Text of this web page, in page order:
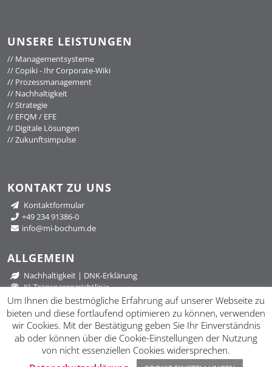
UNSERE LEISTUNGEN
// Managementsysteme
//Copiki - Ihr Corporate-Wiki
// Prozessmanagement
// Nachhaltigkeit
//Strategie
// EFQM / EFE
// Digitale Lösungen
//Zukunftsimpulse
KONTAKT ZU UNS
Kontaktformular
+49 234 91386-0
info@mi-bochum.de
ALLGEMEIN
Nachhaltigkeit | DNK-Erklärung
KI-Transparenzrichtlinie
Datenschutzerklärung
Impressum
Um Ihnen die bestmögliche Erfahrung auf unserer Webseite zu
bieten und diese fortlaufend optimieren zu können, verwenden
wir Cookies. Mit der Bestätigung geben Sie Ihr Einverständnis
ab oder können über die Cookie-Einstellungen der Nutzung
von nicht essenziellen Cookies widersprechen.